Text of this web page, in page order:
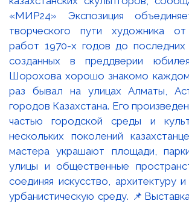
«МИР24» Экспозиция
творческого пути художника от
работ 1970-х годов до последних
созданных в преддверии
Шорохова хорошо знакомо
раз бывал на улицах Алматы,
городов Казахстана. Его
частью городской среды и
нескольких поколений
мастера украшают площади,
улицы и общественные
соединяя искусство, архитектуру
урбанистическую среду.